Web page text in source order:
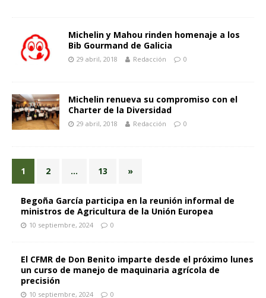
Michelin y Mahou rinden homenaje a los
Bib Gourmand de Galicia
29 abril, 2018 Redacción 0
Michelin renueva su compromiso con el
Charter de la Diversidad
29 abril, 2018 Redacción 0
1 2 … 13 »
Begoña García participa en la reunión informal de
ministros de Agricultura de la Unión Europea
10 septiembre, 2024 0
El CFMR de Don Benito imparte desde el próximo lunes
un curso de manejo de maquinaria agrícola de
precisión
10 septiembre, 2024 0